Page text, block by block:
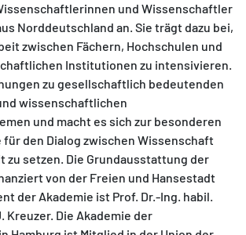
und Wissenschaftler
Norddeutschland an. Sie trägt dazu bei,
zwischen Fächern, Hochschulen und
Institutionen zu intensivieren.
zu gesellschaftlich bedeutenden
wissenschaftlichen
und macht es sich zur besonderen
für den Dialog zwischen Wissenschaft
zu setzen. Die Grundausstattung der
von der Freien und Hansestadt
der Akademie ist Prof. Dr.-Ing. habil.
Kreuzer. Die Akademie der